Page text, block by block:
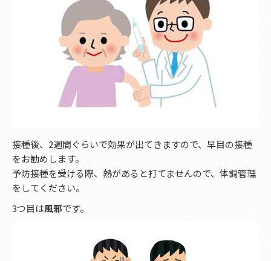
接種後、2週間ぐらいで効果が出てきますので、早目の接種
をお勧めします。
予防接種を受ける際、熱があると打てませんので、体調管理
をしてください。
3つ目は風邪です。